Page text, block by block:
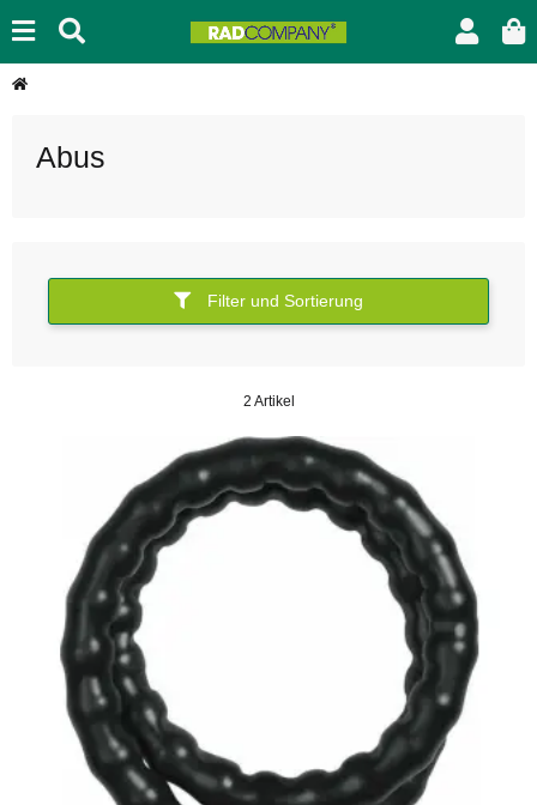
Abus
Filter und Sortierung
2 Artikel